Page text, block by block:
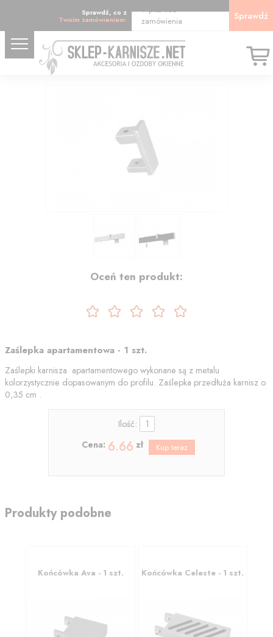
Sprawdź, co z
Twoim zamówieniem:
Wpisz kod
zamówienia
Sprawdź
Oceń ten produkt:
Zaślepka apartamentowa - 1 szt.
Zaślepki karnisza apartamentowego wykonane są z metalu
kolorzystycznie dopasowanym do profilu. Zaślepka przedłuża karnisz o
0,35 cm .
Ilość:
Cena: 6.66 zł
Produkty podobne
Końcówka Ava - 1 szt. Końcówka Celeste - 1 szt.